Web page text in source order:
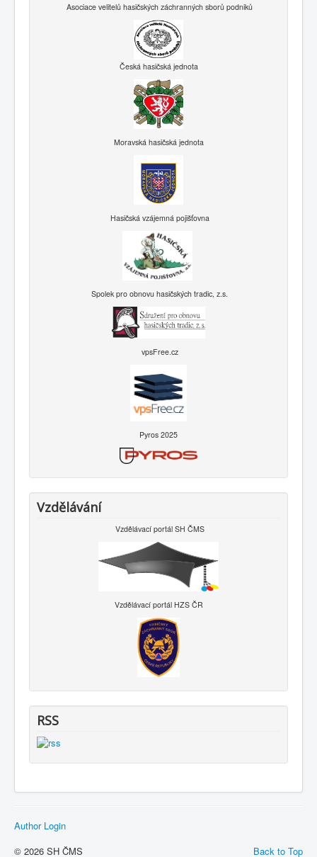
Asociace velitelů hasičských záchranných sborů podniků
Česká hasičská jednota
Moravská hasičská jednota
Hasičská vzájemná pojišťovna
Spolek pro obnovu hasičských tradic, z.s.
vpsFree.cz
Pyros 2025
Vzdělávání
Vzdělávací portál SH ČMS
Vzdělávací portál HZS ČR
RSS
Author Login
Back to Top
© 2026 SH ČMS